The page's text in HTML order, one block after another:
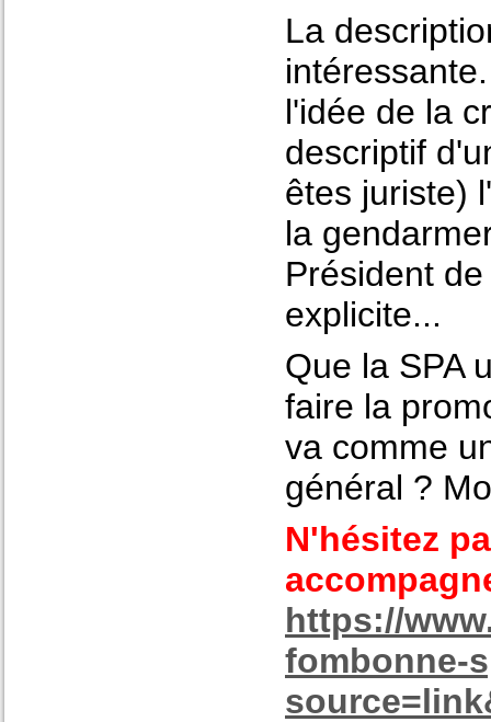
La
l'idée de la
descriptif
êtes juriste)
la
Président
explicite...
Que la SPA
faire la
va comme
général ?
N'hésitez
https://
fombonne-